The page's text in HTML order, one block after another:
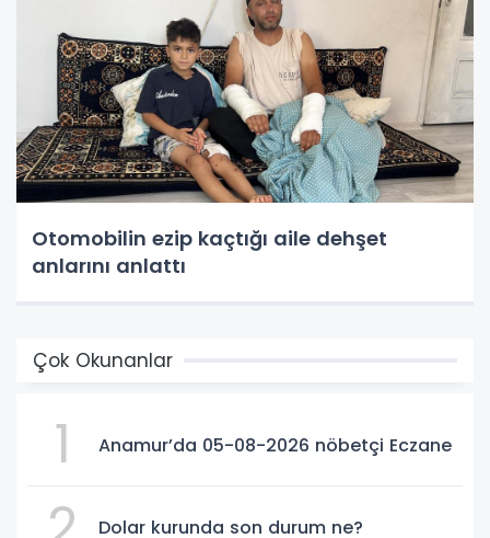
Otomobilin ezip kaçtığı aile dehşet
anlarını anlattı
Çok Okunanlar
1 Anamur’da 05-08-2026 nöbetçi Eczane
Dolar kurunda son durum ne?